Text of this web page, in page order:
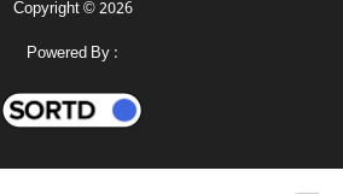
Copyright © 2026
Powered By :